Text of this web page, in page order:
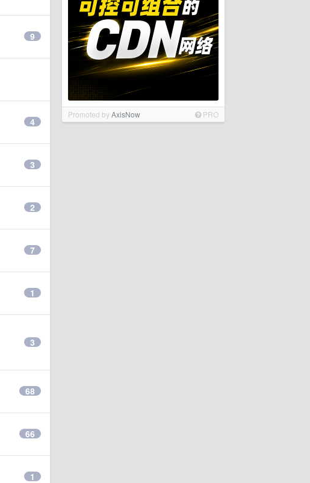
Promoted byAxisNow PRO
9
4
3
2
7
1
3
68
66
1